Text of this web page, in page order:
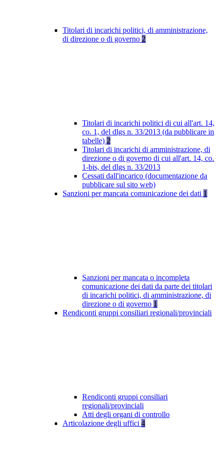
Titolari di incarichi politici, di amministrazione,
di direzione o di governo 2
Titolari di incarichi politici di cui all'art. 14,
co. 1, del dlgs n. 33/2013 (da pubblicare in
tabelle) 2
Titolari di incarichi di amministrazione, di
direzione o di governo di cui all'art. 14, co.
1-bis, del dlgs n. 33/2013
Cessati dall'incarico (documentazione da
pubblicare sul sito web)
Sanzioni per mancata comunicazione dei dati 1
Sanzioni per mancata o incompleta
comunicazione dei dati da parte dei titolari
di incarichi politici, di amministrazione, di
direzione o di governo 1
Rendiconti gruppi consiliari regionali/provinciali
Rendiconti gruppi consiliari
regionali/provinciali
Atti degli organi di controllo
Articolazione degli uffici 4